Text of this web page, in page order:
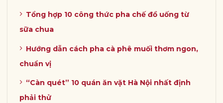
Tổng hợp 10 công thức pha chế đồ uống từ
sữa chua
Hướng dẫn cách pha cà phê muối thơm ngon,
chuẩn vị
“Càn quét” 10 quán ăn vặt Hà Nội nhất định
phải thử